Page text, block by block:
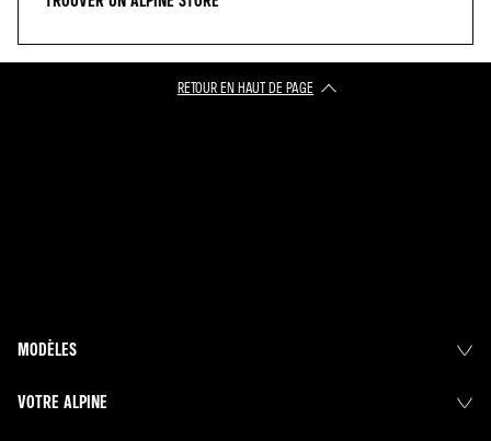
RETOUR EN HAUT DE PAGE​
MODÈLES
VOTRE ALPINE